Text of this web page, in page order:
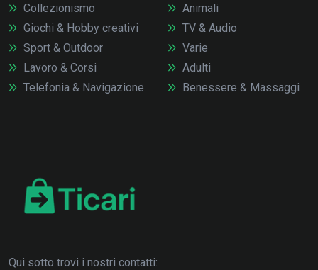
Collezionismo
Giochi & Hobby creativi
Sport & Outdoor
Lavoro & Corsi
Telefonia & Navigazione
Animali
TV & Audio
Varie
Adulti
Benessere & Massaggi
Qui sotto trovi i nostri contatti: